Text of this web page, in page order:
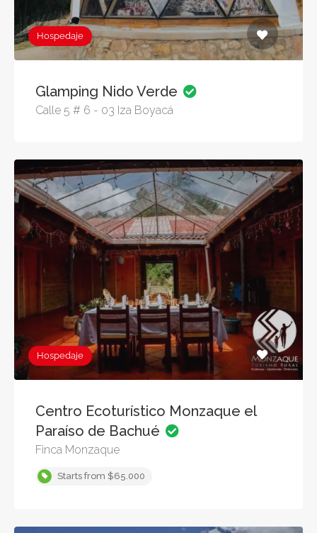
Hospedaje
Glamping Nido Verde
Calle 5 # 6 - 03 Iza Boyacá
Hospedaje
Centro Ecoturístico Monzaque el
Paraíso de Bachué
Finca Monzaque
Starts from $65.000